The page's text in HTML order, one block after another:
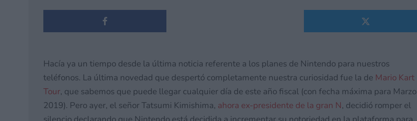
Hacía ya un tiempo desde la última noticia referente a los planes de Nintendo para nuestros
teléfonos. La última novedad que despertó completamente nuestra curiosidad fue la de Mario Kart
Tour, que sabemos que puede llegar cualquier día de este año fiscal (con fecha máxima para Marzo
2019). Pero ayer, el señor Tatsumi Kimishima, ahora ex-presidente de la gran N, decidió romper el